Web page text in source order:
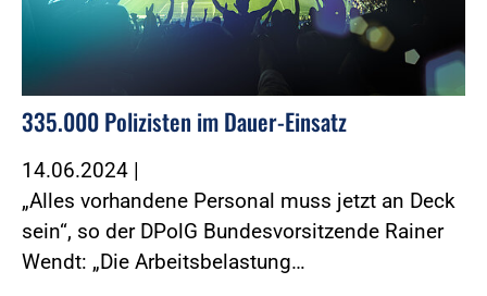
335.000 Polizisten im Dauer-Einsatz
14.06.2024 |
„Alles vorhandene Personal muss jetzt an Deck
sein“, so der DPolG Bundesvorsitzende Rainer
Wendt: „Die Arbeitsbelastung…